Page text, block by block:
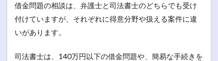
借金問題の相談は、弁護士と司法書士のどちらでも受け
付けていますが、それぞれに得意分野や扱える案件に違
いがあります。
司法書士は、140万円以下の借金問題や、簡易な手続きを